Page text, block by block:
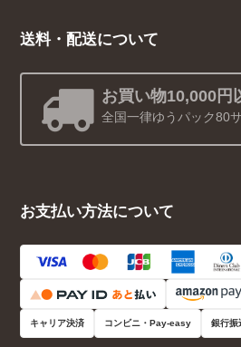
送料・配送について
お買い物10,000円
全国一律ゆうパック80
お支払い方法について
キャリア決済 コンビニ・Pay-easy 銀行振